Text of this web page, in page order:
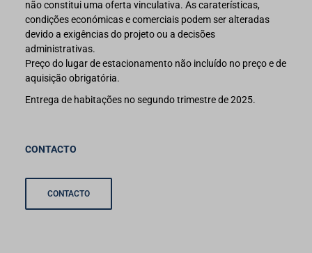
não constitui uma oferta vinculativa. As caraterísticas,
condições económicas e comerciais podem ser alteradas
devido a exigências do projeto ou a decisões
administrativas.
Preço do lugar de estacionamento não incluído no preço e de
aquisição obrigatória.
Entrega de habitações no segundo trimestre de 2025.
CONTACTO
CONTACTO